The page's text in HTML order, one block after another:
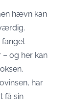
hævn kan
og her kan
har
få sin